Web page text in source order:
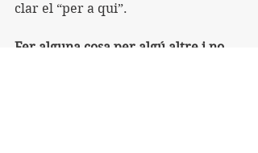
clar el “per a qui”.
Fer alguna cosa per algú altre i no